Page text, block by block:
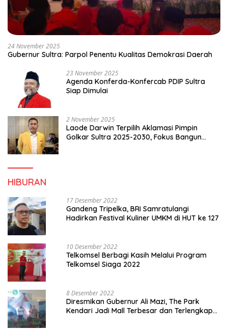
24 November 2025
Gubernur Sultra: Parpol Penentu Kualitas Demokrasi Daerah
23 November 2025
Agenda Konferda-Konfercab PDIP Sultra
Siap Dimulai
2 November 2025
Laode Darwin Terpilih Aklamasi Pimpin
Golkar Sultra 2025-2030, Fokus Bangun
HIBURAN
17 Desember 2022
Gandeng Tripelka, BRI Samratulangi
Hadirkan Festival Kuliner UMKM di HUT ke 127
10 Desember 2022
Telkomsel Berbagi Kasih Melalui Program
Telkomsel Siaga 2022
8 Desember 2022
Diresmikan Gubernur Ali Mazi, The Park
Kendari Jadi Mall Terbesar dan Terlengkap